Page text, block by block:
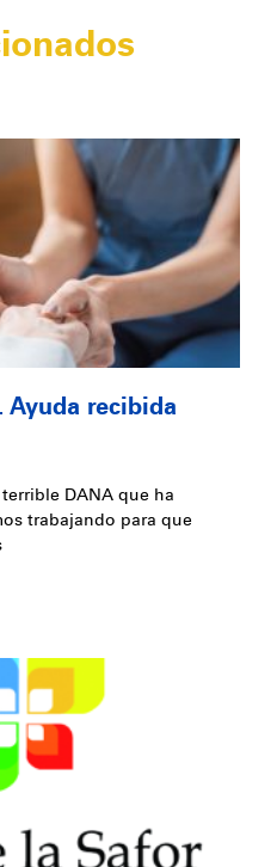
Ayuda recibida
DANA que ha
trabajando para que